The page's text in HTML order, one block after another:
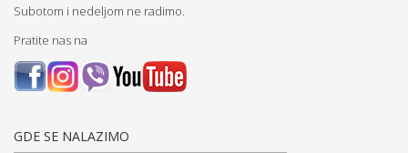
Subotom i nedeljom ne radimo.
Pratite nas na
GDE SE NALAZIMO